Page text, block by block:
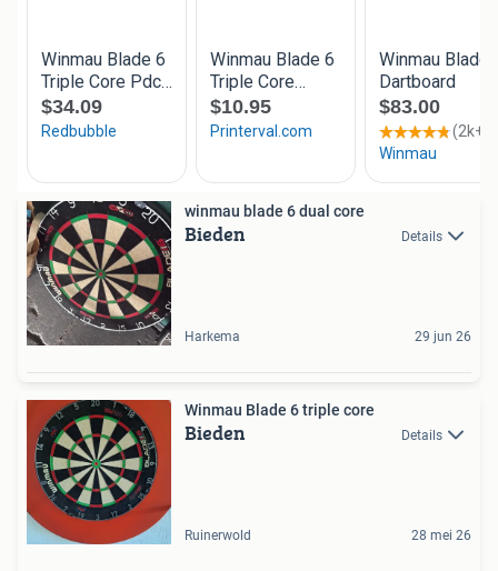
winmau blade 6 dual core
Bieden Details
Harkema 29 jun 26
Winmau Blade 6 triple core
Bieden Details
Ruinerwold 28 mei 26